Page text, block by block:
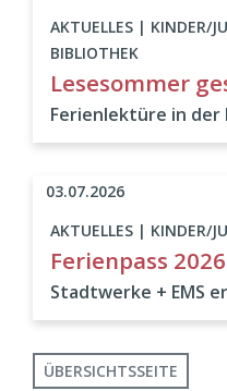
AKTUELLES | KINDER/
BIBLIOTHEK
Lesesommer
Ferienlektüre in der
AKTUELLES | KINDER/
Ferienpass 2026
Stadtwerke + EMS
03.07.2026
ÜBERSICHTSSEITE